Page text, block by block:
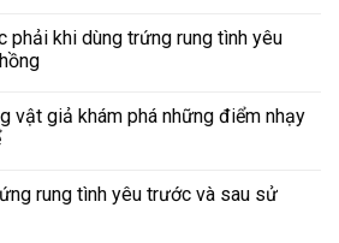
phải khi dùng trứng rung tình yêu
vật giả khám phá những điểm nhạy
rung tình yêu trước và sau sử